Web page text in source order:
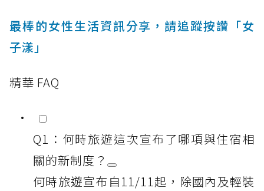
最棒的女性生活資訊分享，請追蹤按讚「女
子漾」
精華 FAQ
Q1：何時旅遊這次宣布了哪項與住宿相
關的新制度？
何時旅遊宣布自11/11起，除國內及輕裝